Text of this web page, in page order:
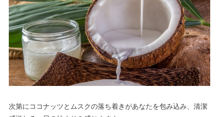
次第にココナッツとムスクの落ち着きがあなたを包み込み、清潔